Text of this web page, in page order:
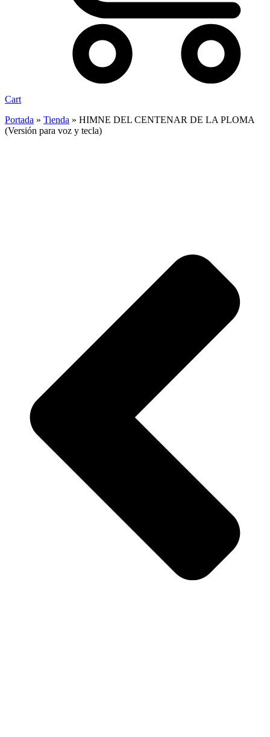
Cart
Portada » Tienda » HIMNE DEL CENTENAR DE LA PLOMA
(Versión para voz y tecla)